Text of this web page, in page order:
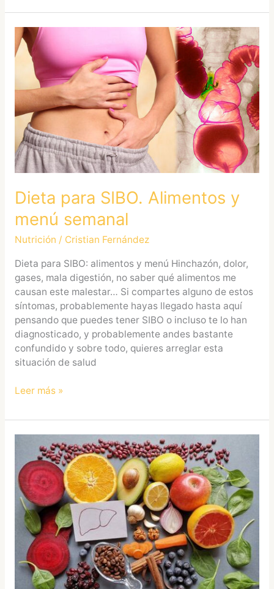
Dieta para SIBO. Alimentos y
menú semanal
Nutrición / Cristian Fernández
Dieta para SIBO: alimentos y menú Hinchazón, dolor,
gases, mala digestión, no saber qué alimentos me
causan este malestar… Si compartes alguno de estos
síntomas, probablemente hayas llegado hasta aquí
pensando que puedes tener SIBO o incluso te lo han
diagnosticado, y probablemente andes bastante
confundido y sobre todo, quieres arreglar esta
situación de salud
Dieta
para
SIBO.
Alimentos
y
menú
semanal
Leer más »
hígado
graso:
alimentos
menú